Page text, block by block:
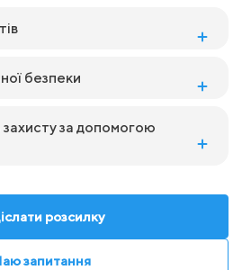
безпеки
за допомогою
розсилку
запитання